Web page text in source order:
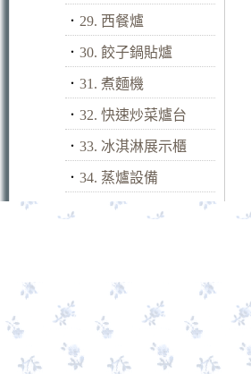
． 29. 西餐爐
． 30. 餃子鍋貼爐
． 31. 煮麵機
． 32. 快速炒菜爐台
． 33. 冰淇淋展示櫃
． 34. 蒸爐設備